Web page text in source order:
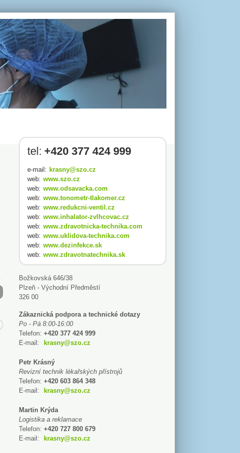
tel: +420 377 424 999
e-mail: krasny@szo.cz
web: www.szo.cz
web: www.odsavacka.com
web: www.tonometr-tlakomer.cz
web: www.redukcni-ventil.cz
web: www.inhalator-zvlhcovac.cz
web: www.zdravotnicka-technika.com
web: www.uklidova-technika.com
web: www.dezinfekce.sk
web: www.zdravotnatechnika.sk
Božkovská 646/38
Plzeň - Východní Předměstí
326 00
Zákaznická podpora a technické dotazy
Po - Pá 8:00-16:00
Telefon: +420 377 424 999
E-mail:
krasny@szo.cz
Petr Krásný
Revizní technik lékařských přístrojů
Telefon: +420 603 864 348
E-mail:
krasny@szo.cz
Martin Krýda
Logistika a reklamace
Telefon: +420 727 800 679
E-mail:
krasny@szo.cz